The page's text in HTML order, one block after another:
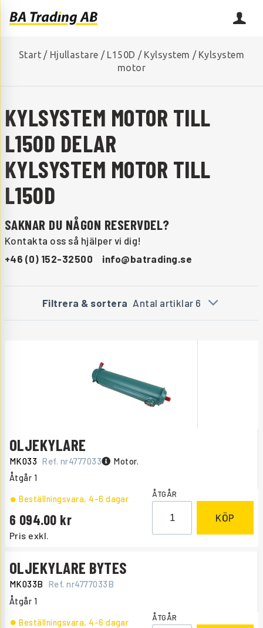
Start / Hjullastare / L150D / Kylsystem / Kylsystem
motor
KYLSYSTEM MOTOR TILL
L150D DELAR
KYLSYSTEM MOTOR TILL
L150D
SAKNAR DU NÅGON RESERVDEL?
Kontakta oss så hjälper vi dig!
+46 (0) 152-32500
info@batrading.se
Filtrera & sortera Antal artiklar 6
OLJEKYLARE
MK033 Ref. nr4777033 Motor.
Åtgår 1
Pris exkl.
6 094.00
Beställningsvara, 4-6 dagar ÅTGÅR
KÖP
OLJEKYLARE BYTES
MK033B Ref. nr4777033B
Åtgår 1
Beställningsvara, 4-6 dagar ÅTGÅR